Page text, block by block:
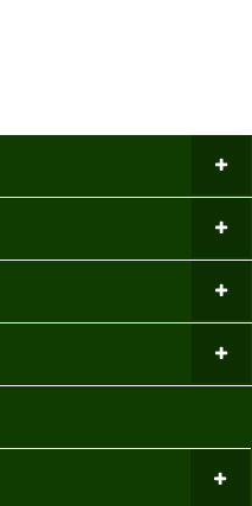
コン教室利用について